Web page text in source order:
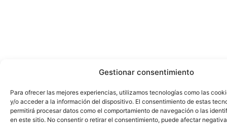
Gestionar consentimiento
Para ofrecer las mejores experiencias, utilizamos tecnologías como las
y/o acceder a la información del dispositivo. El consentimiento de estas
permitirá procesar datos como el comportamiento de navegación o las
en este sitio. No consentir o retirar el consentimiento, puede afectar